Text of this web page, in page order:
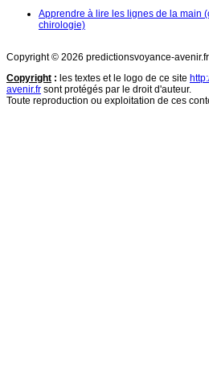
Apprendre à lire les lignes de la main
chirologie)
Copyright © 2026 predictionsvoyance-avenir.fr
Copyright : les textes et le logo de ce site
avenir.fr sont protégés par le droit d'auteur.
Toute reproduction ou exploitation de ces